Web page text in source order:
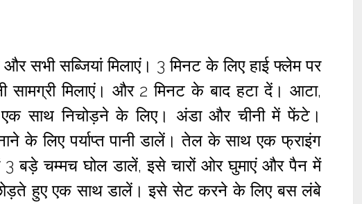
सभी सब्जियां मिलाएं। 3 मिनट के लिए हाई फ्लेम पर
मिलाएं। और 2 मिनट के बाद हटा दें। आटा,
साथ निचोड़ने के लिए। अंडा और चीनी में फेंटे।
के लिए पर्याप्त पानी डालें। तेल के साथ एक फ्राइंग
बड़े चम्मच घोल डालें, इसे चारों ओर घुमाएं और पैन में
हुए एक साथ डालें। इसे सेट करने के लिए बस लंबे